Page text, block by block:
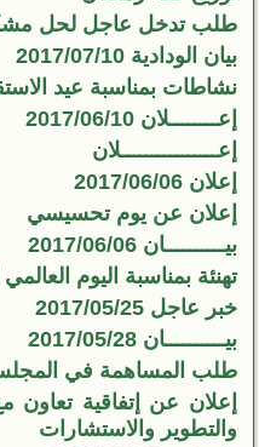
طلب تدخل عاجل لحل
بيان الودادية 2017/07/10
نشاطات بمناسبة عيد
إعــــــــلان 2017/06/10
إعــــــــــــــــلان
إعلان 2017/06/06
إعلان عن يوم تحسيسي
بيــــــــــان 2017/06/06
تهنئة بمناسبة اليوم العالمي
خبر عاجل 2017/05/25
بيــــــــــان 2017/05/28
طلب المساهمة في
إعلان عن إتفاقية
والتطوير والاستشارات